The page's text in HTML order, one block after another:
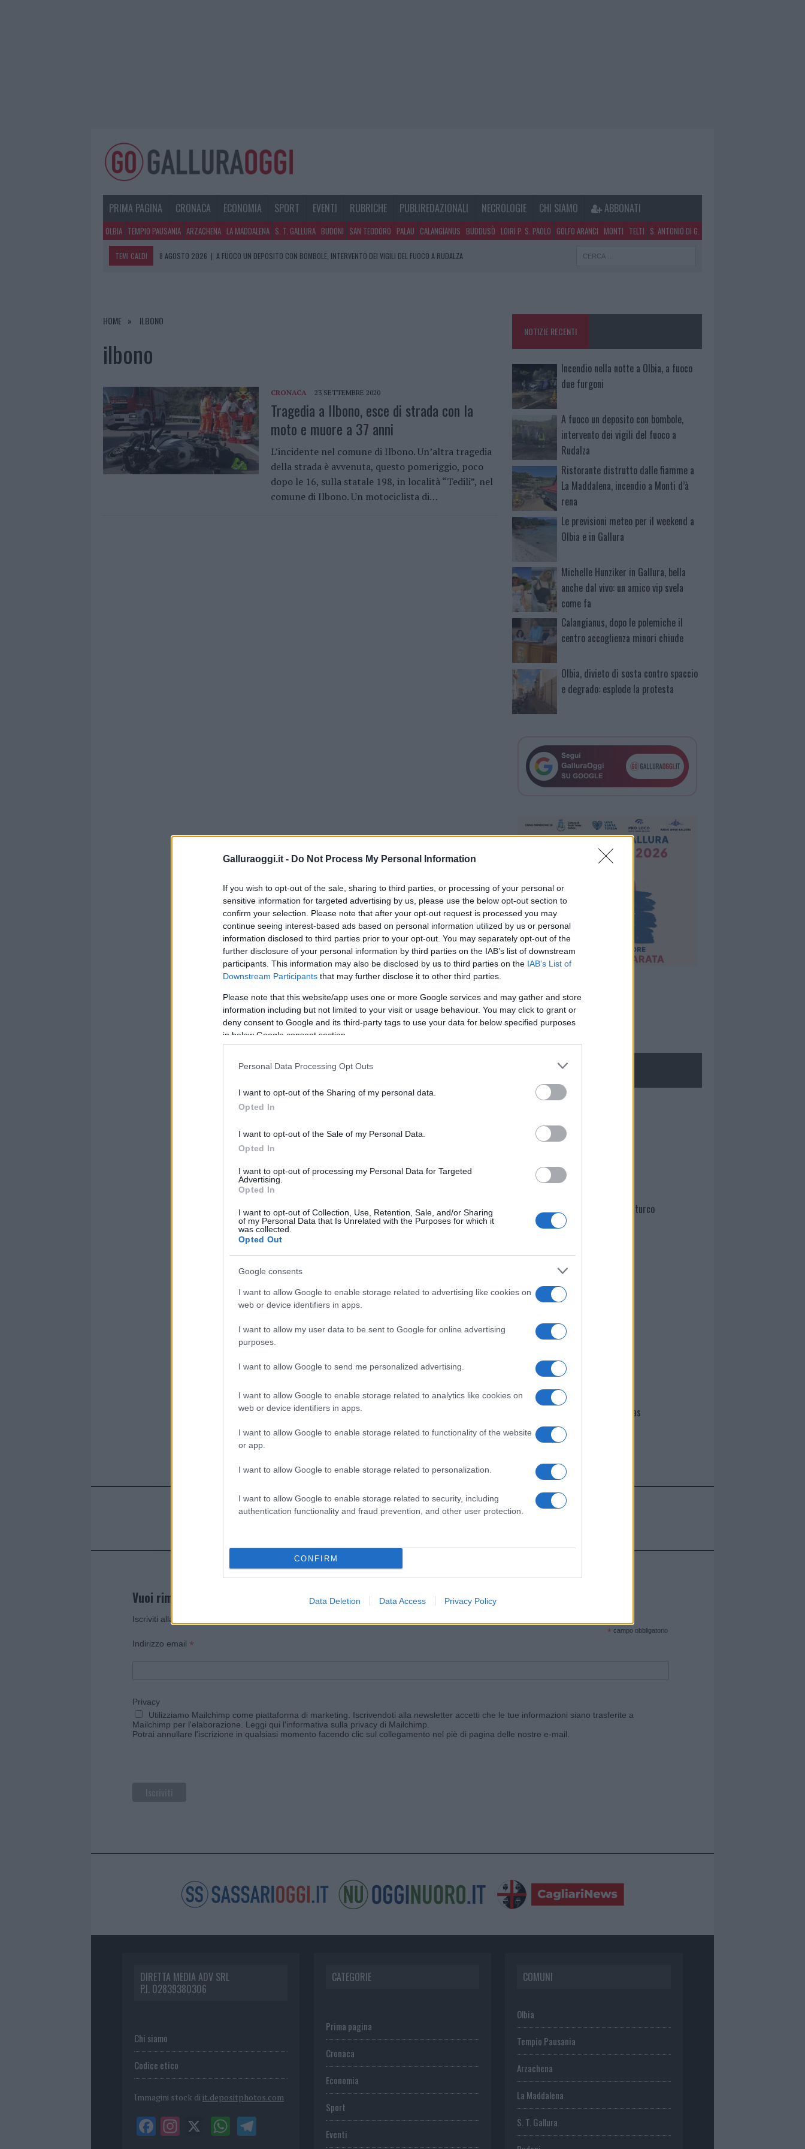
Galluraoggi.it - Do Not Process My Personal Information
If you wish to opt-out of the sale, sharing to third parties, or processing of your personal or
sensitive information for targeted advertising by us, please use the below opt-out section to
confirm your selection. Please note that after your opt-out request is processed you may
continue seeing interest-based ads based on personal information utilized by us or personal
information disclosed to third parties prior to your opt-out. You may separately opt-out of the
further disclosure of your personal information by third parties on the IAB’s list of downstream
participants. This information may also be disclosed by us to third parties on the IAB’s List of
Downstream Participants that may further disclose it to other third parties.
Please note that this website/app uses one or more Google services and may gather and store
information including but not limited to your visit or usage behaviour. You may click to grant or
deny consent to Google and its third-party tags to use your data for below specified purposes
in below Google consent section.
Personal Data Processing Opt Outs
I want to opt-out of the Sharing of my personal data.
Opted In
I want to opt-out of the Sale of my Personal Data.
Opted In
I want to opt-out of processing my Personal Data for Targeted
Advertising.
Opted In
I want to opt-out of Collection, Use, Retention, Sale, and/or Sharing
of my Personal Data that Is Unrelated with the Purposes for which it
was collected.
Opted Out
Google consents
I want to allow Google to enable storage related to advertising like cookies on
web or device identifiers in apps.
I want to allow my user data to be sent to Google for online advertising
purposes.
I want to allow Google to send me personalized advertising.
I want to allow Google to enable storage related to analytics like cookies on
web or device identifiers in apps.
I want to allow Google to enable storage related to functionality of the website
or app.
I want to allow Google to enable storage related to personalization.
I want to allow Google to enable storage related to security, including
authentication functionality and fraud prevention, and other user protection.
CONFIRM
Data Deletion Data Access Privacy Policy
PRIMA PAGINA CRONACA ECONOMIA SPORT EVENTI RUBRICHE PUBLIREDAZIONALI NECROLOGIE CHI SIAMO ABBONATI
OLBIA TEMPIO PAUSANIA ARZACHENA LA MADDALENA S. T. GALLURA BUDONI SAN TEODORO PALAU CALANGIANUS BUDDUSÒ LOIRI P. S. PAOLO GOLFO ARANCI MONTI TELTI S. ANTONIO DI G.
TEMI CALDI 8 AGOSTO 2026 | A FUOCO UN DEPOSITO CON BOMBOLE, INTERVENTO DEI VIGILI DEL FUOCO A RUDALZA
7 AGOSTO 2026
HOME ILBONO
ilbono
CRONACA 23 SETTEMBRE 2020
Tragedia a Ilbono, esce di strada con la
moto e muore a 37 anni
L’incidente nel comune di Ilbono. Un’altra tragedia
della strada è avvenuta, questo pomeriggio, poco
dopo le 16, sulla statale 198, in località “Tedili”, nel
comune di Ilbono. Un motociclista di…
NOTIZIE RECENTI
Incendio nella notte a Olbia, a fuoco
due furgoni
A fuoco un deposito con bombole,
intervento dei vigili del fuoco a
Rudalza
Ristorante distrutto dalle fiamme a
La Maddalena, incendio a Monti d’à
rena
Le previsioni meteo per il weekend a
Olbia e in Gallura
Michelle Hunziker in Gallura, bella
anche dal vivo: un amico vip svela
come fa
Calangianus, dopo le polemiche il
centro accoglienza minori chiude
Olbia, divieto di sosta contro spaccio
e degrado: esplode la protesta
NECROLOGIE
Martina Agostina Diturco
I nostri cari
I nostri cari
Giovannimaria Cabras
Invia un Comunicato Stampa|Pubblicità|Segnala
Vuoi rimanere sempre aggiornato?
Iscriviti alla newsletter di Gallura Oggi e ricevi le nostre email periodiche contenenti le ultime notizie pubblicate sul sito web!
* campo obbligatorio
Indirizzo email *
Privacy
Utilizziamo Mailchimp come piattaforma di marketing. Iscrivendoti alla newsletter accetti che le tue informazioni siano trasferite a
Mailchimp per l'elaborazione. Leggi qui l'informativa sulla privacy di Mailchimp
Potrai annullare l'iscrizione in qualsiasi momento facendo clic sul collegamento nel piè di pagina delle nostre e-mail.
DIRETTA MEDIA ADV SRL
P.I. 02839380306
Chi siamo
Codice etico
Immagini stock di it.depositphotos.com
CATEGORIE
Prima pagina
Cronaca
Economia
Sport
Eventi
COMUNI
Olbia
Tempio Pausania
Arzachena
La Maddalena
S. T. Gallura